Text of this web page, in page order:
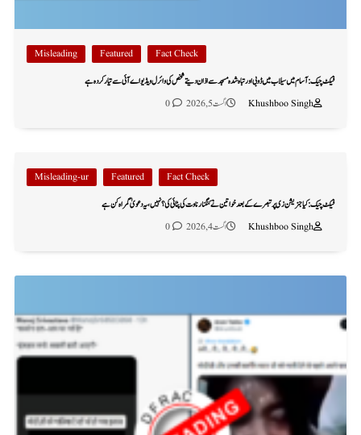
Fact Check
Featured
Misleading
فیکٹ چیک: آسام میں سیلاب میں ڈوبی اور تباہ شدہ مسجد سے اذان دیتے شخص کی وائرل ویڈیو اے آئی سے تیار کردہ ہے
Khushboo Singh
اگست 5, 2026 0
Fact Check
Featured
Misleading-ur
فیکٹ چیک: کیا جنریشن زی پر تبصرے کے بعد خواتین نے کنگنا رناوت کی پٹائی کی؟ نہیں، یہ دعویٰ گمراہ کن ہے
Khushboo Singh
اگست 4, 2026 0